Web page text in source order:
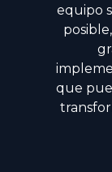
equipo
que